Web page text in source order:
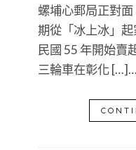
螺埔心郵局正對
期從「冰上冰」
民國 55 年開始賣
三輪車在彰化 […]…